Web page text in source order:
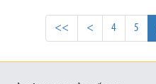
<< < 4 5